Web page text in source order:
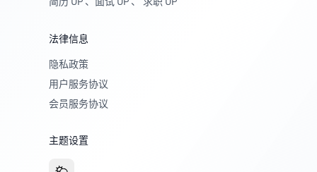
法律信息
隐私政策
用户服务协议
会员服务协议
主题设置